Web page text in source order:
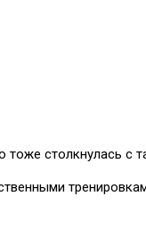
столкнулась с